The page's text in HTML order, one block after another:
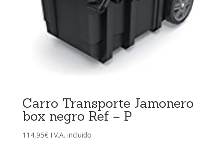
Carro Transporte Jamonero
box negro Ref – P
114,95€ I.V.A. incluido